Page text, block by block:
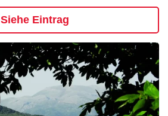
Siehe Eintrag